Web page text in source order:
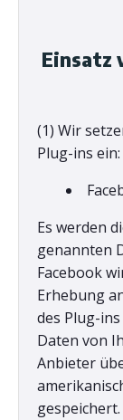
Einsatz
(1) Wir
Plug-ins ein:
Es werden
genannten
Facebook
Erhebung
des Plug-
Daten von
Anbieter